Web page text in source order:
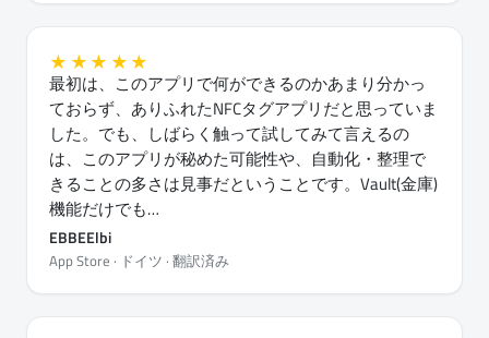
★★★★★
最初は、このアプリで何ができるのかあまり分かっ
ておらず、ありふれたNFCタグアプリだと思っていま
した。でも、しばらく触って試してみて言えるの
は、このアプリが秘めた可能性や、自動化・整理で
きることの多さは見事だということです。Vault(金庫)
機能だけでも…
EBBEElbi
App Store · ドイツ · 翻訳済み